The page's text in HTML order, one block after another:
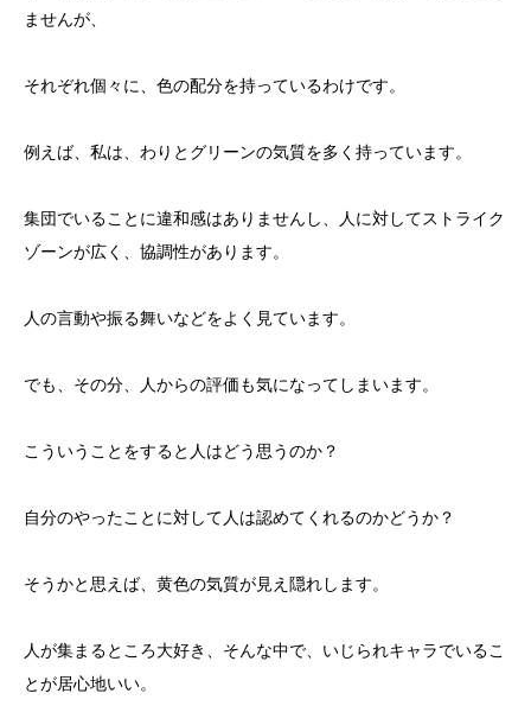
ませんが、
それぞれ個々に、色の配分を持っているわけです。
例えば、私は、わりとグリーンの気質を多く持っています。
集団でいることに違和感はありませんし、人に対してストライク
ゾーンが広く、協調性があります。
人の言動や振る舞いなどをよく見ています。
でも、その分、人からの評価も気になってしまいます。
こういうことをすると人はどう思うのか？
自分のやったことに対して人は認めてくれるのかどうか？
そうかと思えば、黄色の気質が見え隠れします。
人が集まるところ大好き、そんな中で、いじられキャラでいるこ
とが居心地いい。